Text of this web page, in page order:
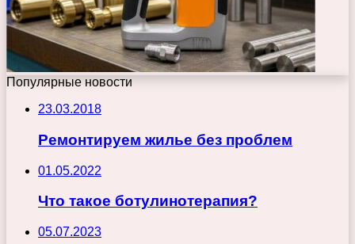
Популярные новости
23.03.2018
Ремонтируем жилье без проблем
01.05.2022
Что такое ботулинотерапия?
05.07.2023